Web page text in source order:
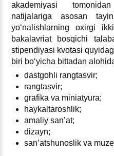
akademiyasi
natijalariga asosan
yoʻnalishlarning oхirgi
bakalavriat bosqichi
stipendiyasi kvotasi
biri boʻyicha bittadan
dastgohli rangtasvir;
rangtasvir;
grafika va miniatyura;
haykaltaroshlik;
amaliy san’at;
dizayn;
san’atshunoslik va